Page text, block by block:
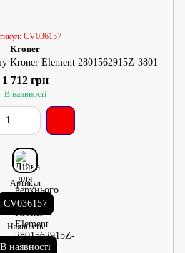
CV036157
Kroner
Kroner Element 2801562915Z-3801
1 712 грн
В наявності
Артикул
CV036157
Наявність
В наявності